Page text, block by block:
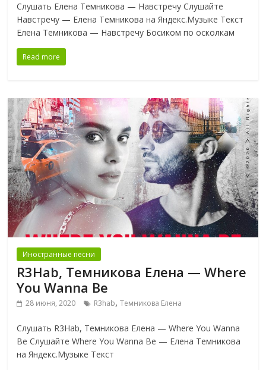
Слушать Елена Темникова — Навстречу Слушайте
Навстречу — Елена Темникова на Яндекс.Музыке Текст
Елена Темникова — Навстречу Босиком по осколкам
Read more
Иностранные песни
R3Hab, Темникова Елена — Where
You Wanna Be
28 июня, 2020 R3hab,Темникова Елена
Слушать R3Hab, Темникова Елена — Where You Wanna
Be Слушайте Where You Wanna Be — Елена Темникова
на Яндекс.Музыке Текст